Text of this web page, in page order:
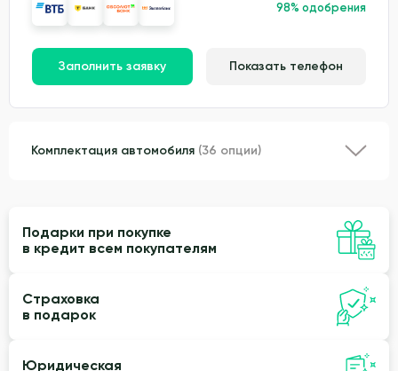
98% одобрения
Заполнить заявку Показать телефон
Комплектация автомобиля (36 опции)
Подарки при покупке
в кредит всем покупателям
Страховка
в подарок
Юридическая